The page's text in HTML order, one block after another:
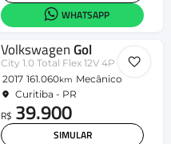
WHATSAPP
VolkswagenGol
City 1.0 Total Flex 12V 4P
2017 161.060km Mecânico
Curitiba - PR
R$ 39.900
SIMULAR